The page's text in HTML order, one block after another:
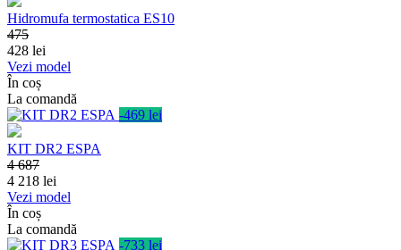
Hidromufa termostatica ES10
475
428 lei
Vezi model
În coș
La comandă
-469 lei
KIT DR2 ESPA
4 687
4 218 lei
Vezi model
În coș
La comandă
-733 lei